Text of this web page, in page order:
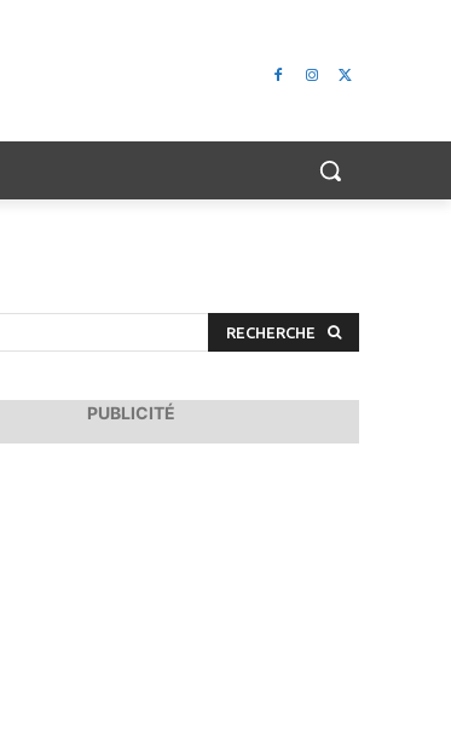
RECHERCHE
PUBLICITÉ